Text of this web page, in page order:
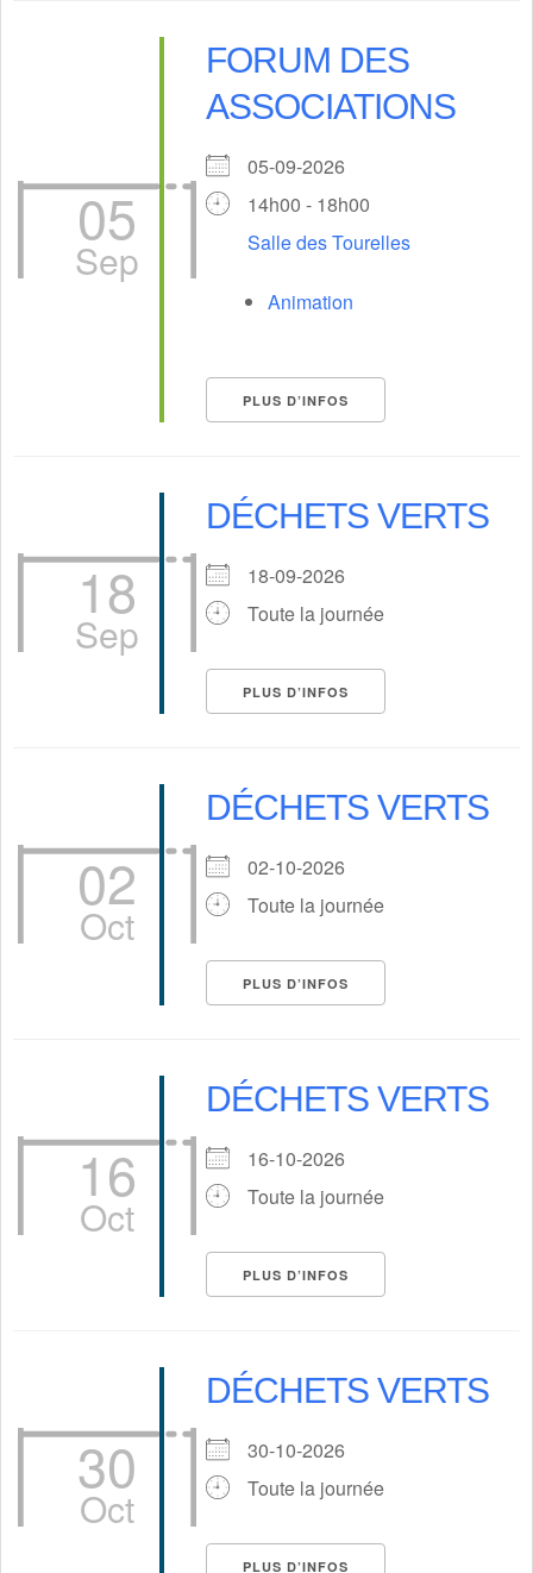
05
Sep
FORUM DES
ASSOCIATIONS
05-09-2026
14h00 - 18h00
Salle des Tourelles
Animation
PLUS D’INFOS
18
Sep
DÉCHETS VERTS
18-09-2026
Toute la journée
PLUS D’INFOS
02
Oct
DÉCHETS VERTS
02-10-2026
Toute la journée
PLUS D’INFOS
16
Oct
DÉCHETS VERTS
16-10-2026
Toute la journée
PLUS D’INFOS
30
Oct
DÉCHETS VERTS
30-10-2026
Toute la journée
PLUS D’INFOS